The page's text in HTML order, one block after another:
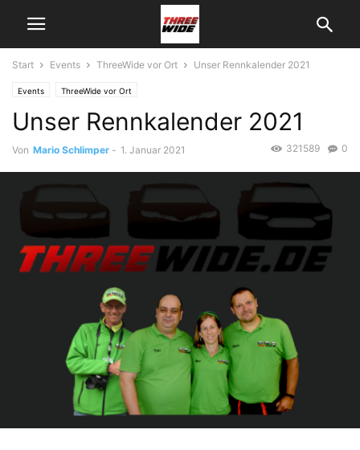
Start Events ThreeWide vor Ort Unser Rennkalender 2021
Events ThreeWide vor Ort
Unser Rennkalender 2021
Von Mario Schlimper - 1. Januar 2021 0
321589